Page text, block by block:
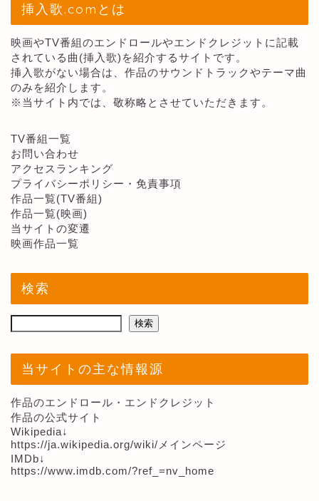
挿入歌.comとは
映画やTV番組のエンドロールやエンドクレジットに記載
されている曲(挿入歌)を紹介するサイトです。
挿入歌がない場合は、作品のサウンドトラックやテーマ曲
のみを紹介します。
※当サイト内では、敬称略とさせていただきます。
TV番組一覧
お問い合わせ
アクセスランキング
プライバシーポリシー・免責事項
作品一覧(TV番組)
作品一覧(映画)
当サイトの変遷
映画作品一覧
検索
検索
当サイトの主な情報源
作品のエンドロール・エンドクレジット
作品の公式サイト
Wikipedia↓
https://ja.wikipedia.org/wiki/メインページ
IMDb↓
https://www.imdb.com/?ref_=nv_home